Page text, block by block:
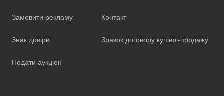
Замовити рекламу
Знак довіри
Подати аукціон
Контакт
Зразок договору купівлі-продажу